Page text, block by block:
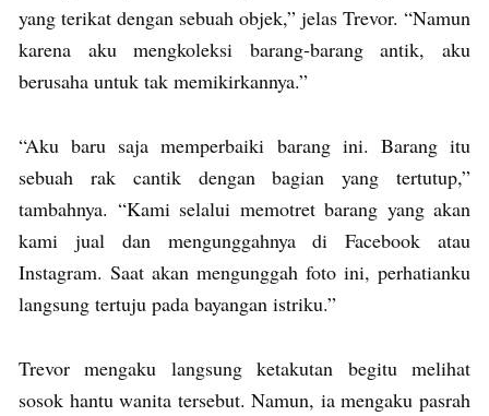
yang terikat dengan sebuah objek,” jelas Trevor. “Namun
karena aku mengkoleksi barang-barang antik, aku
berusaha untuk tak memikirkannya.”
“Aku baru saja memperbaiki barang ini. Barang itu
sebuah rak cantik dengan bagian yang tertutup,”
tambahnya. “Kami selalui memotret barang yang akan
kami jual dan mengunggahnya di Facebook atau
Instagram. Saat akan mengunggah foto ini, perhatianku
langsung tertuju pada bayangan istriku.”
Trevor mengaku langsung ketakutan begitu melihat
sosok hantu wanita tersebut. Namun, ia mengaku pasrah